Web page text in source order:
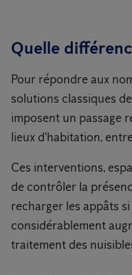
Quelle
Pour répondre aux
solutions classiques
imposent un passage
lieux d'habitation,
Ces interventions,
de contrôler la
recharger les appâts
considérablement
traitement des